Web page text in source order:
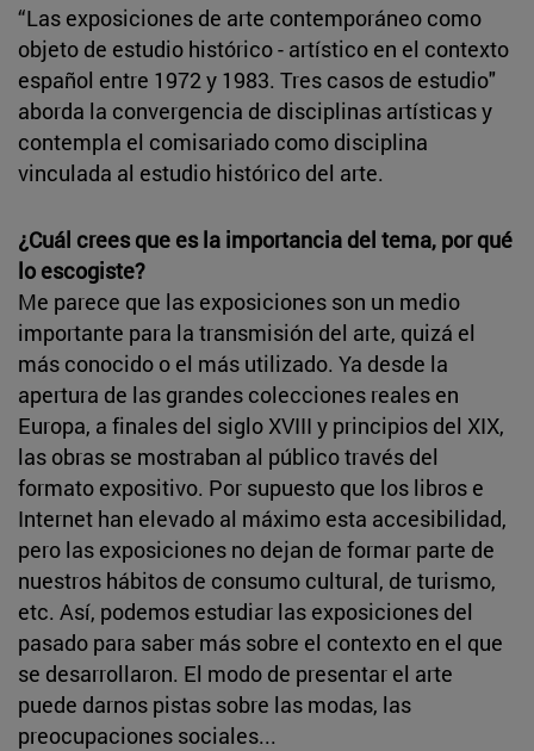
“Las exposiciones de arte contemporáneo como
objeto de estudio histórico - artístico en el contexto
español entre 1972 y 1983. Tres casos de estudio"
aborda la convergencia de disciplinas artísticas y
contempla el comisariado como disciplina
vinculada al estudio histórico del arte.
¿Cuál crees que es la importancia del tema, por qué
lo escogiste?
Me parece que las exposiciones son un medio
importante para la transmisión del arte, quizá el
más conocido o el más utilizado. Ya desde la
apertura de las grandes colecciones reales en
Europa, a finales del siglo XVIII y principios del XIX,
las obras se mostraban al público través del
formato expositivo. Por supuesto que los libros e
Internet han elevado al máximo esta accesibilidad,
pero las exposiciones no dejan de formar parte de
nuestros hábitos de consumo cultural, de turismo,
etc. Así, podemos estudiar las exposiciones del
pasado para saber más sobre el contexto en el que
se desarrollaron. El modo de presentar el arte
puede darnos pistas sobre las modas, las
preocupaciones sociales...